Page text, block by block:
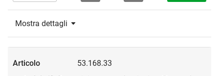
Mostra dettagli
53.168.33